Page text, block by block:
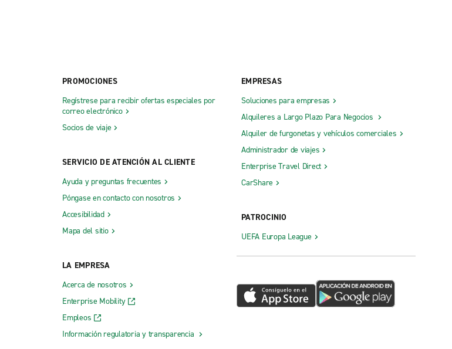
PROMOCIONES
Regístrese para recibir ofertas especiales por
correo electrónico
Socios de viaje
SERVICIO DE ATENCIÓN AL CLIENTE
Ayuda y preguntas frecuentes
Póngase en contacto con nosotros
Accesibilidad
Mapa del sitio
LA EMPRESA
Acerca de nosotros
Enterprise Mobility
Empleos
Información regulatoria y transparencia
EMPRESAS
Soluciones para empresas
Alquileres a Largo Plazo Para Negocios
Alquiler de furgonetas y vehículos comerciales
Administrador de viajes
Enterprise Travel Direct
CarShare
PATROCINIO
UEFA Europa League